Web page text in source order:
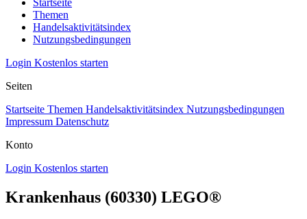
Startseite
Themen
Handelsaktivitätsindex
Nutzungsbedingungen
Login Kostenlos starten
Seiten
Startseite Themen Handelsaktivitätsindex Nutzungsbedingungen
Impressum Datenschutz
Konto
Login Kostenlos starten
Krankenhaus (60330) LEGO®